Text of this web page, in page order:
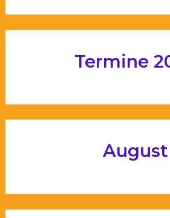
Termine
August